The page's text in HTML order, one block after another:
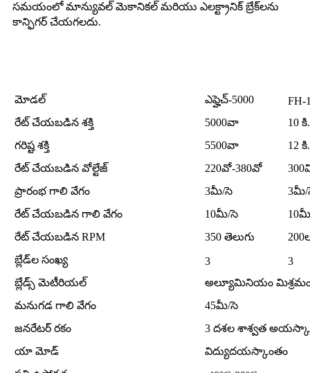
సమయంలో మాన్యువల్ మెకానికల్ మరియు ఎలక్ట్రానిక్ బ్రేక్‌లను
కాన్ఫిగర్ చేయగలదు.
మోడల్ ఎఫ్హెచ్-5000
FH-
రేట్ చేయబడిన శక్తి
5000వా
10
గరిష్ట శక్తి
5500వా
12
రేట్ చేయబడిన వోల్టేజ్
220వో-380వో
ప్రారంభ గాలి వేగం
3మీ/సె
3మీ/
రేట్ చేయబడిన గాలి వేగం
10మీ/సె
రేట్ చేయబడిన RPM
350 తెలుగు
బ్లేడ్‌ల సంఖ్య
3
3
బ్లేడ్స్ మెటీరియల్
అల్యూమినియం
మనుగడ గాలి వేగం
45మీ/సె
జనరేటర్ రకం
3 దశల శాశ్వత
యా మోడ్
విద్యుదయస్కాంతం